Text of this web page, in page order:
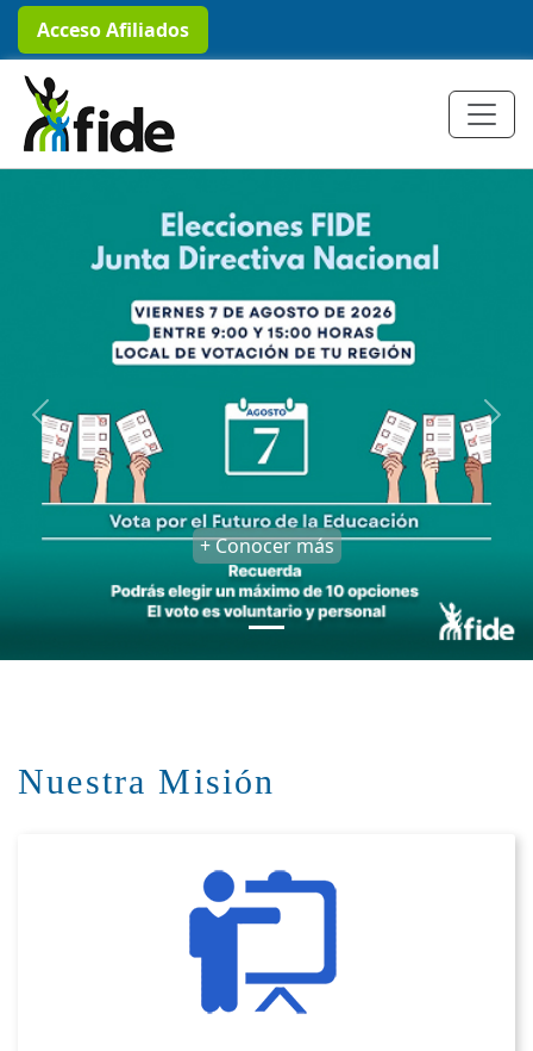
Acceso Afiliados
+ Conocer más
Previous Next
Nuestra Misión